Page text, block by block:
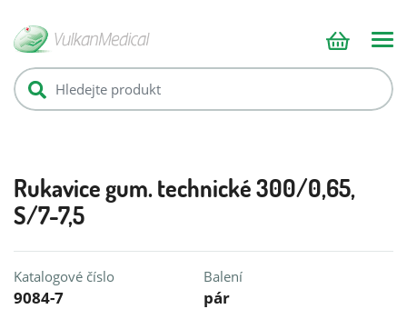
Rukavice gum. technické 300/0,65,
S/7-7,5
Katalogové číslo
9084-7
Balení
pár